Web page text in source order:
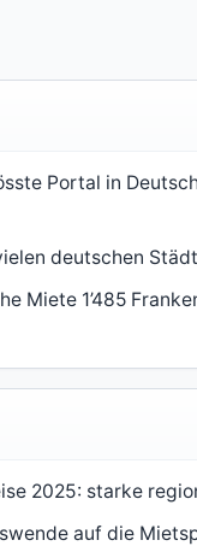
Portal in
deutschen
Miete 1’485
2025: starke
auf die